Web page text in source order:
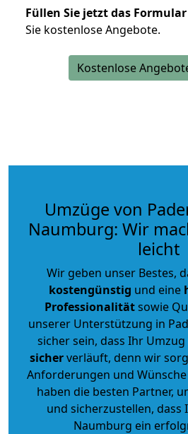
Füllen Sie jetzt das
Sie kostenlose Angebote.
Kostenlose
Umzüge von
Naumburg: Wir
leicht
Wir geben unser Bestes,
kostengünstig und eine
Professionalitätsowie
unserer Unterstützung in
sicher sein, dass Ihr Umzug
sicherverläuft, denn wir
Anforderungen und
haben die besten Partner,
und sicherzustellen, dass
Naumburg ein